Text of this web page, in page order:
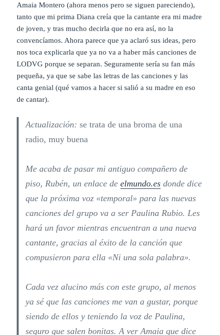
Amaia Montero (ahora menos pero se siguen pareciendo),
tanto que mi prima Diana creía que la cantante era mi madre
de joven, y tras mucho decirla que no era así, no la
convencíamos. Ahora parece que ya aclaró sus ideas, pero
nos toca explicarla que ya no va a haber más canciones de
LODVG porque se separan. Seguramente sería su fan más
pequeña, ya que se sabe las letras de las canciones y las
canta genial (qué vamos a hacer si salió a su madre en eso
de cantar).
Actualización:se trata de una broma de una
radio, muy buena
Me acaba de pasar mi antiguo compañero de
piso, Rubén, un enlace deelmundo.es donde dice
que la próxima voz «temporal» para las nuevas
canciones del grupo va a ser Paulina Rubio. Les
hará un favor mientras encuentran a una nueva
cantante, gracias al éxito de la canción que
compusieron para ella «Ni una sola palabra».
Cada vez alucino más con este grupo, al menos
ya sé que las canciones me van a gustar, porque
siendo de ellos y teniendo la voz de Paulina,
seguro que salen bonitas. A ver Amaia que dice